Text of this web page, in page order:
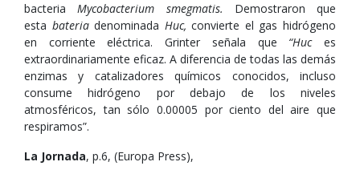
bacteriaMycobacterium smegmatis. Demostraron que
esta bateriadenominada Huc, convierte el gas hidrógeno
en corriente eléctrica. Grinter señala que “Huces
extraordinariamente eficaz. A diferencia de todas las demás
enzimas y catalizadores químicos conocidos, incluso
consume hidrógeno por debajo de los niveles
atmosféricos, tan sólo 0.00005 por ciento del aire que
respiramos”.
La Jornada, p.6, (Europa Press),